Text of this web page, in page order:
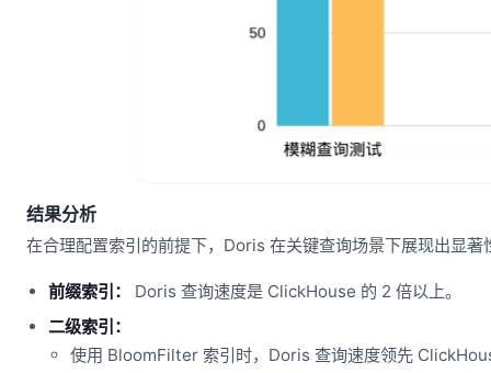
结果分析
在合理配置索引的前提下，Doris 在关键查询场景下展现出显著
前缀索引：
Doris 查询速度是 ClickHouse 的 2 倍以上。
二级索引：
使用 BloomFilter 索引时，Doris 查询速度领先